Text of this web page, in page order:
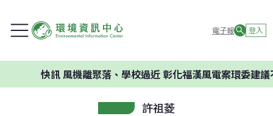
電子報 登入
風機離聚落、學校過近 彰化福漢風電案環委建議不應開發
許祖菱